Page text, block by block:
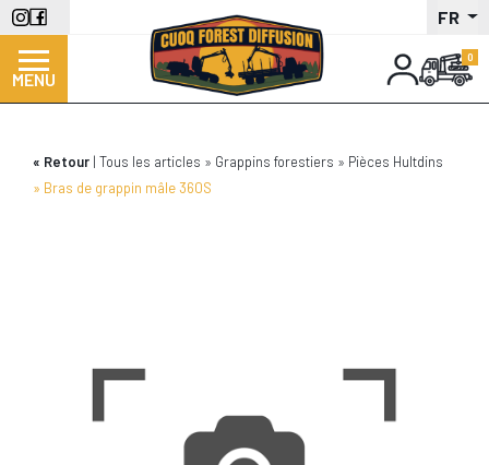
Aller
au
contenu
principal
FR
MENU
Retour Tous les articles Grappins forestiers
Pièces Hultdins
Bras de grappin mâle 360S